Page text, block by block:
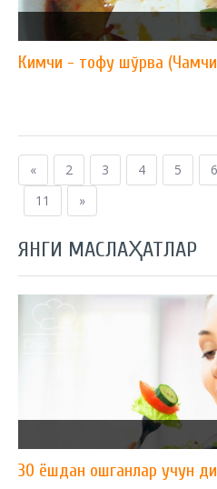
Кимчи - тофу шўрва (Чамчи
« 2 3 4 5 6
11
»
ЯНГИ МАСЛАҲАТЛАР
30 ёшдан ошганлар учун